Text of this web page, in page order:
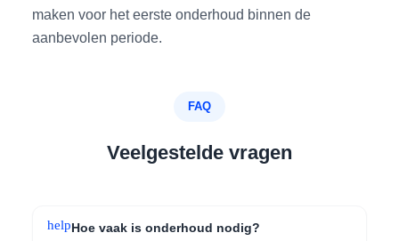
maken voor het eerste onderhoud binnen de
aanbevolen periode.
FAQ
Veelgestelde vragen
helpHoe vaak is onderhoud nodig?